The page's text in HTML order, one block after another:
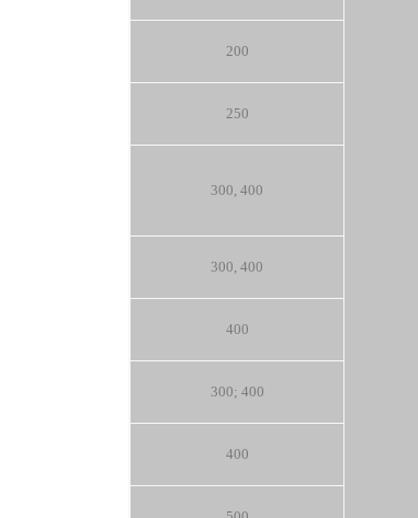
200
250
300, 400
300, 400
400
300; 400
400